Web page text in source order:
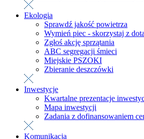
Ekologia
Sprawdź jakość powietrza
Wymień piec - skorzystaj z
Zgłoś akcję sprzątania
ABC segregacji śmieci
Miejskie PSZOKI
Zbieranie deszczówki
Inwestycje
Kwartalne prezentacje
Mapa inwestycji
Zadania z dofinansowaniem
Komunikacja